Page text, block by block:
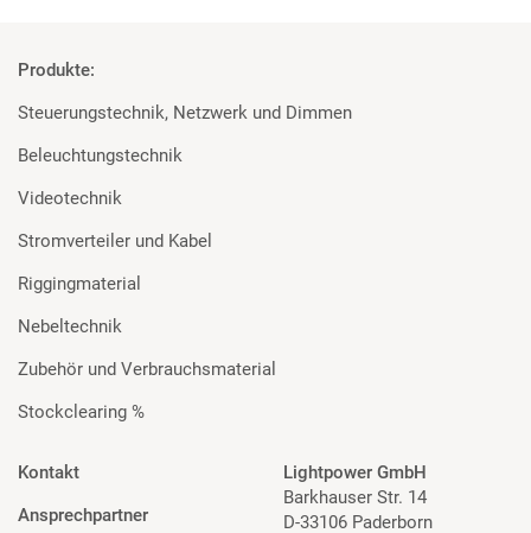
Produkte:
Steuerungstechnik, Netzwerk und Dimmen
Beleuchtungstechnik
Videotechnik
Stromverteiler und Kabel
Riggingmaterial
Nebeltechnik
Zubehör und Verbrauchsmaterial
Stockclearing %
Kontakt
Ansprechpartner
Lightpower GmbH
Barkhauser Str. 14
D-33106 Paderborn